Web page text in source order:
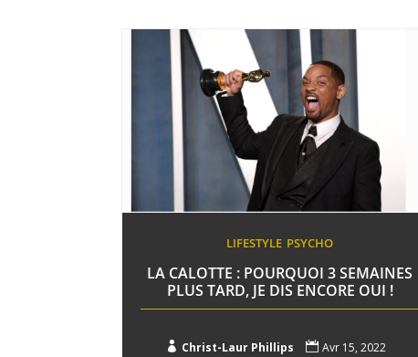
LIFESTYLE PSYCHO
LA CALOTTE : POURQUOI 3 SEMAINES
PLUS TARD, JE DIS ENCORE OUI !
 Christ-Laur Phillips  Avr 15, 2022